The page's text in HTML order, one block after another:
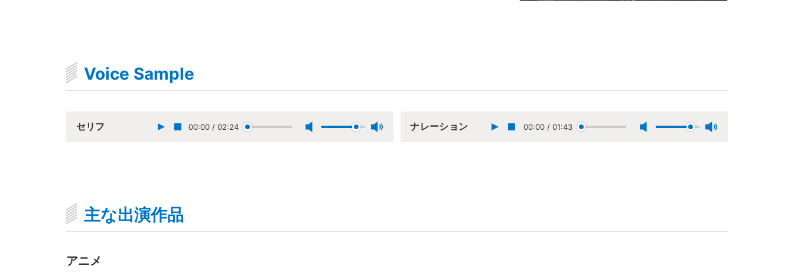
Voice Sample
セリフ 00:00 / 02:24 ナレーション 00:00 / 01:43
主な出演作品
アニメ